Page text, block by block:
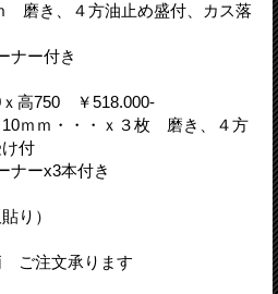
磨き、４方油止め盛付、カス落
ナー付き
高750 ￥518.000-
ｍｍ・・・ｘ３枚 磨き、４方
付
ナーx3本付き
り）
ご注文承ります